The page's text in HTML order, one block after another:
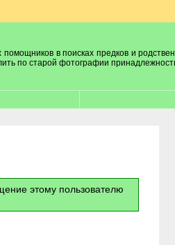
в поисках предков и
по старой фотографии
этому пользователю